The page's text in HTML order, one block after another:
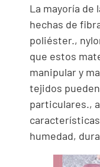
La mayoría de
hechas de
poliéster.,
que estos
manipular y
tejidos
particulares.,
humedad,